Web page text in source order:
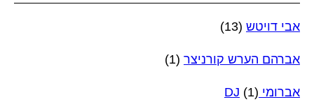
אבי דויטש (13)
אברהם הערש קורניצר (1)
אברומי DJ (1)